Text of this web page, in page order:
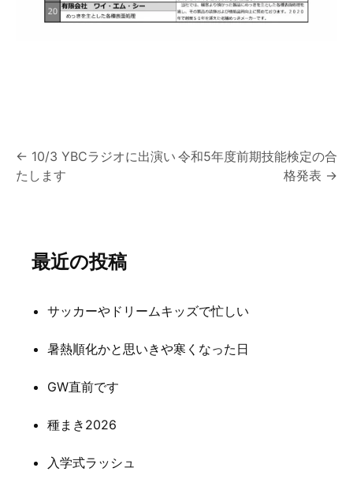
投
稿
ゲ
ョ
ン
← 10/3 YBCラジオに出演い
たします
令和5年度前期技能検定の合
格発表 →
最近の投稿
サッカーやドリームキッズで忙しい
暑熱順化かと思いきや寒くなった日
GW直前です
種まき2026
入学式ラッシュ